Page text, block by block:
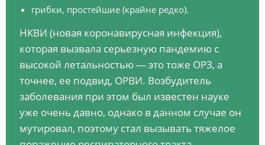
грибки, простейшие (крайне редко).
НКВИ (новая коронавирусная инфекция),
которая вызвала серьезную пандемию с
высокой летальностью — это тоже ОРЗ, а
точнее, ее подвид, ОРВИ. Возбудитель
заболевания при этом был известен науке
уже очень давно, однако в данном случае он
мутировал, поэтому стал вызывать тяжелое